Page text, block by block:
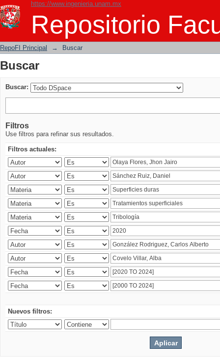
https://www.ingenieria.unam.mx
Repositorio
Buscar
RepoFI Principal → Buscar
Buscar
Buscar:
Filtros
Use filtros para refinar sus resultados.
Filtros actuales:
Nuevos filtros: